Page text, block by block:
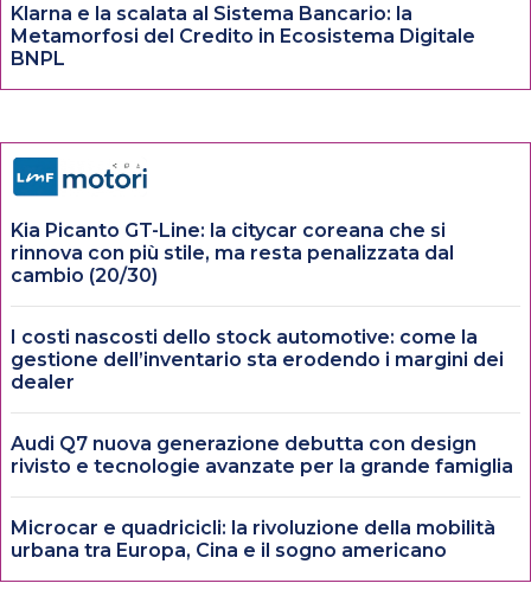
Klarna e la scalata al Sistema Bancario: la
Metamorfosi del Credito in Ecosistema Digitale
BNPL
Kia Picanto GT-Line: la citycar coreana che si
rinnova con più stile, ma resta penalizzata dal
cambio (20/30)
I costi nascosti dello stock automotive: come la
gestione dell’inventario sta erodendo i margini dei
dealer
Audi Q7 nuova generazione debutta con design
rivisto e tecnologie avanzate per la grande famiglia
Microcar e quadricicli: la rivoluzione della mobilità
urbana tra Europa, Cina e il sogno americano